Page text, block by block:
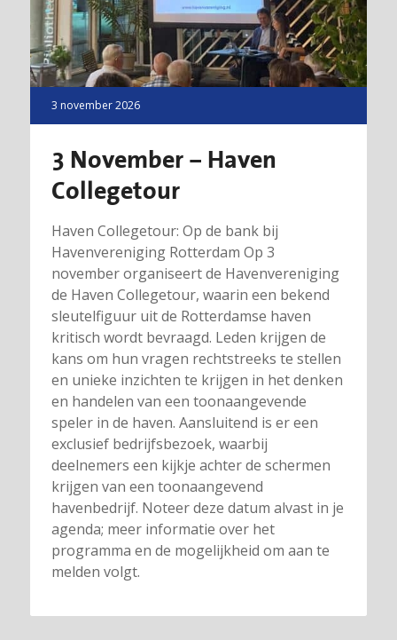
3 november 2026
3 November – Haven
Collegetour
Haven Collegetour: Op de bank bij
Havenvereniging Rotterdam Op 3
november organiseert de Havenvereniging
de Haven Collegetour, waarin een bekend
sleutelfiguur uit de Rotterdamse haven
kritisch wordt bevraagd. Leden krijgen de
kans om hun vragen rechtstreeks te stellen
en unieke inzichten te krijgen in het denken
en handelen van een toonaangevende
speler in de haven. Aansluitend is er een
exclusief bedrijfsbezoek, waarbij
deelnemers een kijkje achter de schermen
krijgen van een toonaangevend
havenbedrijf. Noteer deze datum alvast in je
agenda; meer informatie over het
programma en de mogelijkheid om aan te
melden volgt.